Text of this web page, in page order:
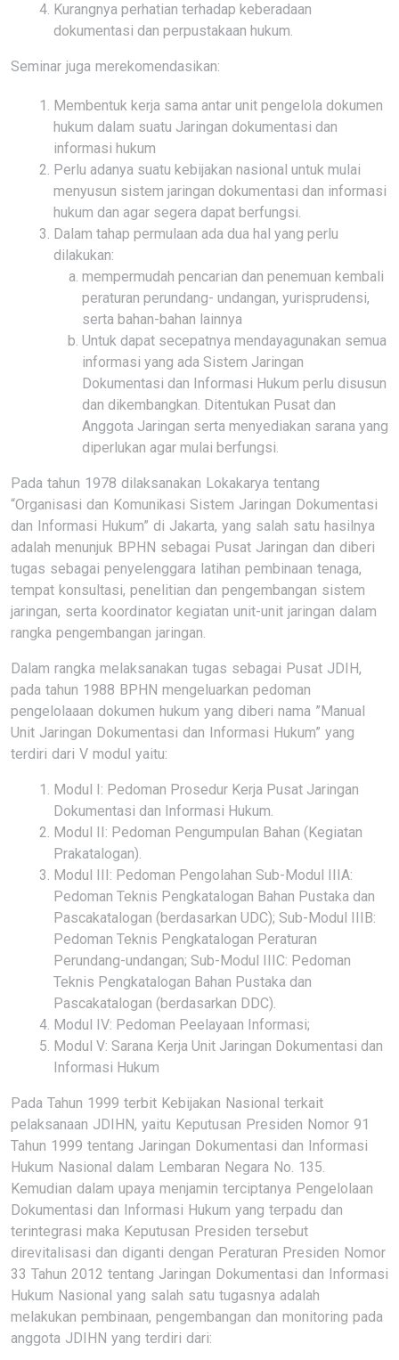
Kurangnya perhatian terhadap keberadaan
dokumentasi dan perpustakaan hukum.
Seminar juga merekomendasikan:
Membentuk kerja sama antar unit pengelola dokumen
hukum dalam suatu Jaringan dokumentasi dan
informasi hukum
Perlu adanya suatu kebijakan nasional untuk mulai
menyusun sistem jaringan dokumentasi dan informasi
hukum dan agar segera dapat berfungsi.
Dalam tahap permulaan ada dua hal yang perlu
dilakukan:
mempermudah pencarian dan penemuan kembali
peraturan perundang- undangan, yurisprudensi,
serta bahan-bahan lainnya
Untuk dapat secepatnya mendayagunakan semua
informasi yang ada Sistem Jaringan
Dokumentasi dan Informasi Hukum perlu disusun
dan dikembangkan. Ditentukan Pusat dan
Anggota Jaringan serta menyediakan sarana yang
diperlukan agar mulai berfungsi.
Pada tahun 1978 dilaksanakan Lokakarya tentang
“Organisasi dan Komunikasi Sistem Jaringan Dokumentasi
dan Informasi Hukum” di Jakarta, yang salah satu hasilnya
adalah menunjuk BPHN sebagai Pusat Jaringan dan diberi
tugas sebagai penyelenggara latihan pembinaan tenaga,
tempat konsultasi, penelitian dan pengembangan sistem
jaringan, serta koordinator kegiatan unit-unit jaringan dalam
rangka pengembangan jaringan.
Dalam rangka melaksanakan tugas sebagai Pusat JDIH,
pada tahun 1988 BPHN mengeluarkan pedoman
pengelolaaan dokumen hukum yang diberi nama ”Manual
Unit Jaringan Dokumentasi dan Informasi Hukum” yang
terdiri dari V modul yaitu:
Modul I: Pedoman Prosedur Kerja Pusat Jaringan
Dokumentasi dan Informasi Hukum.
Modul II: Pedoman Pengumpulan Bahan (Kegiatan
Prakatalogan).
Modul III: Pedoman Pengolahan Sub-Modul IIIA:
Pedoman Teknis Pengkatalogan Bahan Pustaka dan
Pascakatalogan (berdasarkan UDC); Sub-Modul IIIB:
Pedoman Teknis Pengkatalogan Peraturan
Perundang-undangan; Sub-Modul IIIC: Pedoman
Teknis Pengkatalogan Bahan Pustaka dan
Pascakatalogan (berdasarkan DDC).
Modul IV: Pedoman Peelayaan Informasi;
Modul V: Sarana Kerja Unit Jaringan Dokumentasi dan
Informasi Hukum
Pada Tahun 1999 terbit Kebijakan Nasional terkait
pelaksanaan JDIHN, yaitu Keputusan Presiden Nomor 91
Tahun 1999 tentang Jaringan Dokumentasi dan Informasi
Hukum Nasional dalam Lembaran Negara No. 135.
Kemudian dalam upaya menjamin terciptanya Pengelolaan
Dokumentasi dan Informasi Hukum yang terpadu dan
terintegrasi maka Keputusan Presiden tersebut
direvitalisasi dan diganti dengan Peraturan Presiden Nomor
33 Tahun 2012 tentang Jaringan Dokumentasi dan Informasi
Hukum Nasional yang salah satu tugasnya adalah
melakukan pembinaan, pengembangan dan monitoring pada
anggota JDIHN yang terdiri dari: